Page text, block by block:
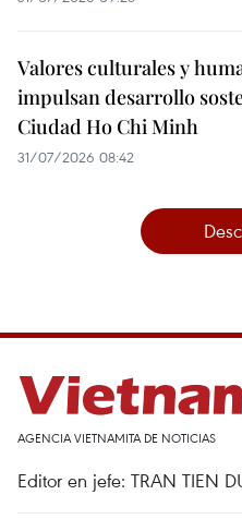
Valores culturales y
impulsan desarrollo
Ciudad Ho Chi Minh
31/07/2026 08:42
AGENCIA VIETNAMITA DE NOTICIAS
Editor en jefe: TRAN TIEN